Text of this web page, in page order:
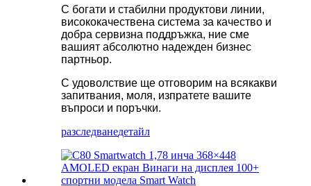
С богати и стабилни продуктови линии,
висококачествена система за качество и
добра сервизна поддръжка, ние сме
вашият абсолютно надежден бизнес
партньор.
С удоволствие ще отговорим на всякакви
запитвания, моля, изпратете вашите
въпроси и поръчки.
разследванедетайл